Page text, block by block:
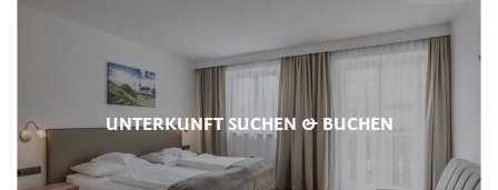
UNTERKUNFT SUCHEN & BUCHEN